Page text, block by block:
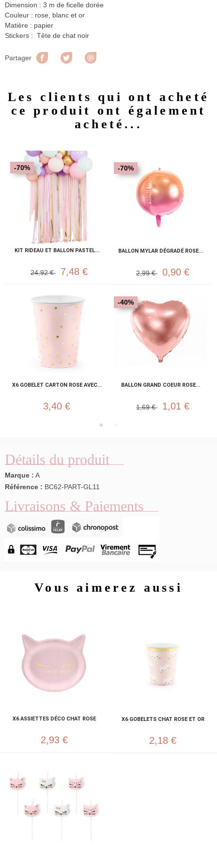
Dimension : 3 m de ficelle dorée
Couleur : rose, blanc et or
Matière : papier
Stickers : Tête de chat noir
Partager Partager Tweet
Les clients qui ont acheté
ce produit ont également
acheté...
KIT RIDEAU ET BALLON PASTEL...
-70%
24,92 € 7,48 €
BALLON MYLAR DÉGRADÉ ROSE...
-70%
2,99 € 0,90 €
X6 GOBELET CARTON ROSE AVEC...
3,40 €
BALLON GRAND COEUR ROSE...
-40%
1,69 € 1,01 €
Détails du produit
Marque : A
Référence : BC62-PART-GL11
Livraisons & Paiements
Vous aimerez aussi
X6 ASSIETTES DÉCO CHAT ROSE
2,93 €
X6 GOBELETS CHAT ROSE ET OR
2,18 €